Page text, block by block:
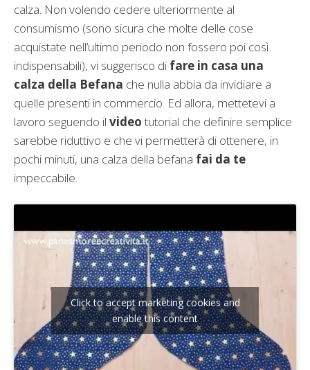
calza. Non volendo cedere ulteriormente al
consumismo (sono sicura che molte delle cose
acquistate nell’ultimo periodo non fossero poi così
indispensabili), vi suggerisco di fare in casa una
calza della Befana che nulla abbia da invidiare a
quelle presenti in commercio. Ed allora, mettetevi a
lavoro seguendo il videotutorial che definire semplice
sarebbe riduttivo e che vi permetterà di ottenere, in
pochi minuti, una calza della befana fai da te
impeccabile.
Click to accept marketing cookies and
enable this content